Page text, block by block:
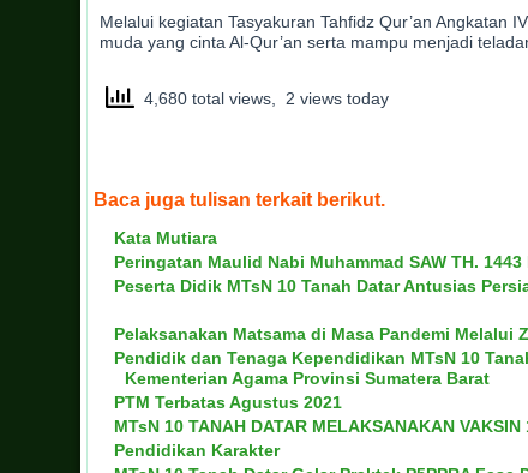
Melalui kegiatan Tasyakuran Tahfidz Qur’an Angkatan
muda yang cinta Al-Qur’an serta mampu menjadi
4,680 total views, 2 views today
Baca juga tulisan terkait berikut.
Kata Mutiara
Peringatan Maulid Nabi Muhammad SAW TH. 1443
Peserta Didik MTsN 10 Tanah Datar Antusias
Pelaksanakan Matsama di Masa Pandemi Melalui
Pendidik dan Tenaga Kependidikan MTsN 10
Kementerian Agama Provinsi Sumatera Barat
PTM Terbatas Agustus 2021
MTsN 10 TANAH DATAR MELAKSANAKAN VAKSIN
Pendidikan Karakter